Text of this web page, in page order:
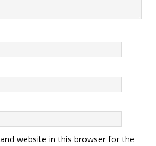
website in this browser for the